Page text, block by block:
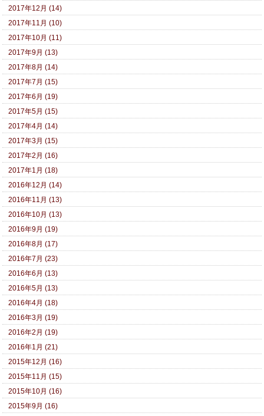
2017年12月 (14)
2017年11月 (10)
2017年10月 (11)
2017年9月 (13)
2017年8月 (14)
2017年7月 (15)
2017年6月 (19)
2017年5月 (15)
2017年4月 (14)
2017年3月 (15)
2017年2月 (16)
2017年1月 (18)
2016年12月 (14)
2016年11月 (13)
2016年10月 (13)
2016年9月 (19)
2016年8月 (17)
2016年7月 (23)
2016年6月 (13)
2016年5月 (13)
2016年4月 (18)
2016年3月 (19)
2016年2月 (19)
2016年1月 (21)
2015年12月 (16)
2015年11月 (15)
2015年10月 (16)
2015年9月 (16)